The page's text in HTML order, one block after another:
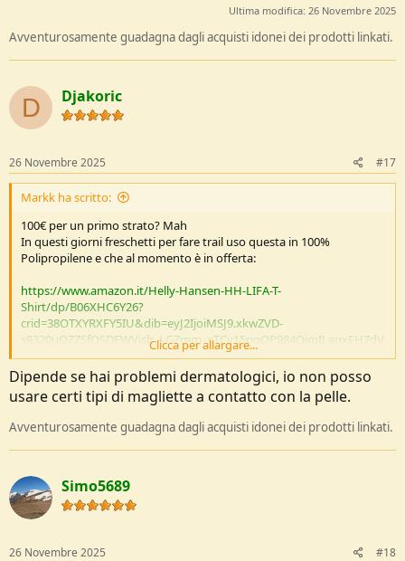
Ultima modifica: 26 Novembre 2025
Avventurosamente guadagna dagli acquisti idonei dei prodotti linkati.
D Djakoric
26 Novembre 2025 #17
Markk ha scritto:
100€ per un primo strato? Mah
In questi giorni freschetti per fare trail uso questa in 100%
Polipropilene e che al momento è in offerta:
https://www.amazon.it/Helly-Hansen-HH-LIFA-T-
Shirt/dp/B06XHC6Y26?
crid=38OTXYRXFY5IU&dib=eyJ2IjoiMSJ9.xkwZVD-
s9320uOZZSfQSDEWVjslr_LGZmm_xTCv15pqOP984OimILanxEH7dV
rqww-opIAdeVHP6xtQbDiG-
Tr4pK_GXEZzAEbVdXneZGRVyu5fjcxNma3xmMQkrct_ulRrCo26ffhR
KMgxPy0NVuNueumJBpQvebbOiQfmdHVK36reLrorX7MT-
Ed_QTXnNCagx6g7jkfmoDat0_CtUgFFv3Xu51VClJS96R6XR1auVKpp
dxbA1lhwO95ryzamLs7GoxTh2lYOeG7oLt5rqQO730im6zfcSonD21s
aBb8g.BCJHWKS9lQBMzPZ2MKiJVdssA1z4ak0DsL5jZ6tguuQ&dib_ta
g=se&keywords=hh+t+shirt+uomo&qid=1764188756&sprefix=hh+t,
Clicca per allargare...
Dipende se hai problemi dermatologici, io non posso
usare certi tipi di magliette a contatto con la pelle.
Avventurosamente guadagna dagli acquisti idonei dei prodotti linkati.
Simo5689
26 Novembre 2025 #18